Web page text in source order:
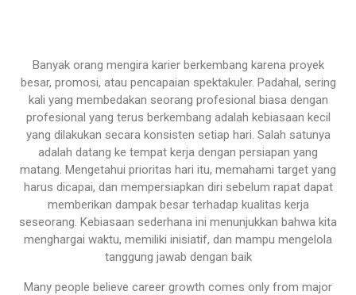
Banyak orang mengira karier berkembang karena proyek
besar, promosi, atau pencapaian spektakuler. Padahal, sering
kali yang membedakan seorang profesional biasa dengan
profesional yang terus berkembang adalah kebiasaan kecil
yang dilakukan secara konsisten setiap hari. Salah satunya
adalah datang ke tempat kerja dengan persiapan yang
matang. Mengetahui prioritas hari itu, memahami target yang
harus dicapai, dan mempersiapkan diri sebelum rapat dapat
memberikan dampak besar terhadap kualitas kerja
seseorang. Kebiasaan sederhana ini menunjukkan bahwa kita
menghargai waktu, memiliki inisiatif, dan mampu mengelola
tanggung jawab dengan baik
Many people believe career growth comes only from major